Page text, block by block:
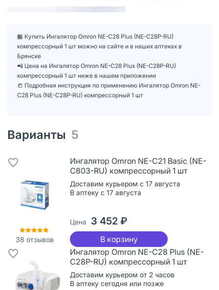
🏪 Купить Ингалятор Omron NE-C28 Plus (NE-C28P-RU)
компрессорный 1 шт можно на сайте и в наших аптеках в
Брянске
📲 Цена на Ингалятор Omron NE-C28 Plus (NE-C28P-RU)
компрессорный 1 шт ниже в нашем приложении
📒 Подробная инструкция по применению Ингалятор Omron NE-
C28 Plus (NE-C28P-RU) компрессорный 1 шт
Варианты 5
38 отзывов
Ингалятор Omron NE-C21 Basic (NE-
C803-RU) компрессорный 1 шт
Доставим курьером с 17 августа
В аптеку с 17 августа
Цена 3 452 ₽
В корзину
Ингалятор Omron NE-C28 Plus (NE-
C28P-RU) компрессорный 1 шт
Доставим курьером от 2 часов
В аптеку сегодня или позже